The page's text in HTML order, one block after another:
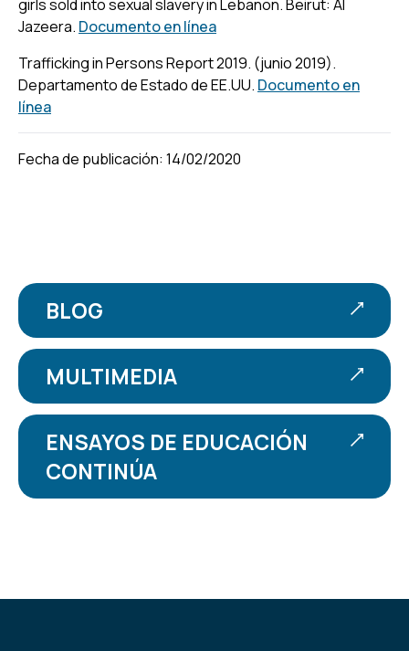
girls sold into sexual slavery in Lebanon. Beirut: Al
Jazeera. Documento en línea
Trafficking in Persons Report 2019. (junio 2019).
Departamento de Estado de EE.UU. Documento en
línea
Fecha de publicación: 14/02/2020
BLOG
MULTIMEDIA
ENSAYOS DE EDUCACIÓN
CONTINÚA